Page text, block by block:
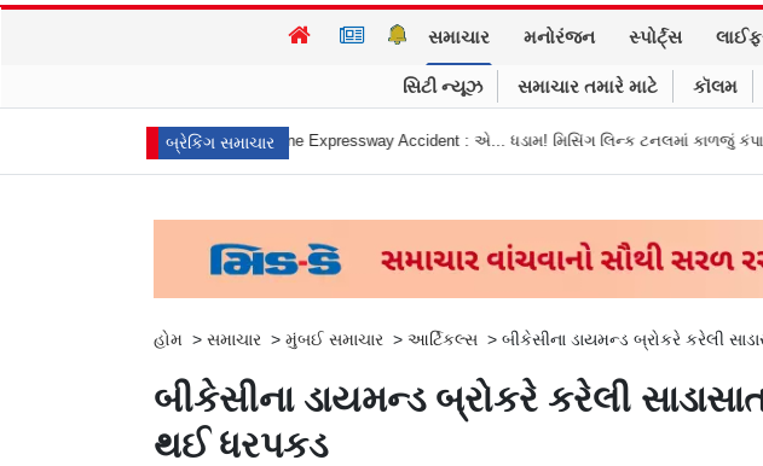
સમાચાર મનોરંજન સ્પોર્ટ્સ
સિટી ન્યૂઝ સમાચાર તમારે માટે કૉલમ
બ્રેકિંગ સમાચાર
Mumbai Pune Expressway Accident : એ... ધડામ! મિસિંગ લિન્ક ટનલમાં કાળજું કંપાવનારો એક્સિડન્ટ, એકનો
હોમ > સમાચાર > મુંબઈ સમાચાર > આર્ટિકલ્સ > બીકેસીના ડાયમન્ડ બ્રોકરે કરેલી
બીકેસીના ડાયમન્ડ બ્રોકરે કરેલી
થઈ ધરપકડ